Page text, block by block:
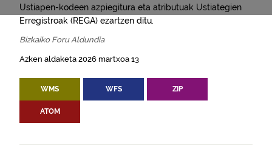
Ustiapen-kodeen azpiegitura eta atributuak Ustiategien
Erregistroak (REGA) ezartzen ditu.
Bizkaiko Foru Aldundia
Azken aldaketa 2026 martxoa 13
WMS WFS ZIP
ATOM